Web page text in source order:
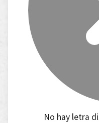
No hay letra